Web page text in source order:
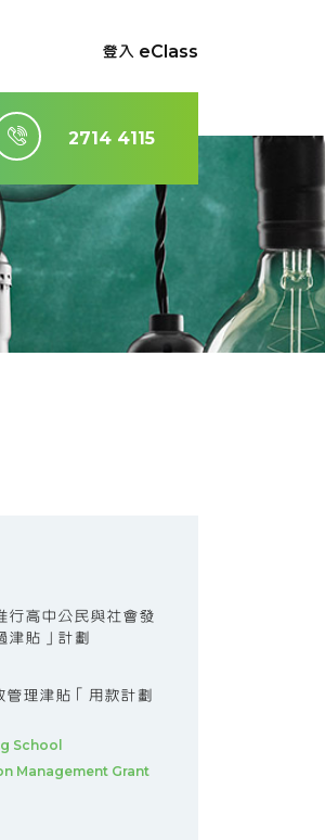
登入 eClass
2714 4115
行高中公民與社會發
津貼」計劃
管理津貼「用款計劃
School
Management Grant